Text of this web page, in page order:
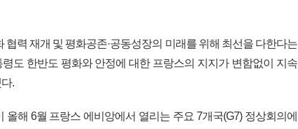
협력 재개 및 평화공존·공동성장의 미래를 위해 최선을 다한다는
도 한반도 평화와 안정에 대한 프랑스의 지지가 변함없이 지속
.
해 6월 프랑스 에비앙에서 열리는 주요 7개국(G7) 정상회의에